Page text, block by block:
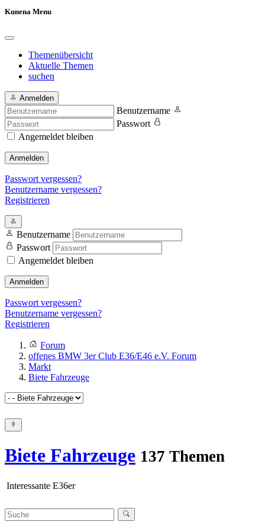
Kunena Menu
Themenübersicht
Aktuelle Themen
suchen
Anmelden
Benutzername
Passwort
Angemeldet bleiben
Anmelden
Passwort vergessen?
Benutzername vergessen?
Registrieren
Benutzername
Passwort
Angemeldet bleiben
Anmelden
Passwort vergessen?
Benutzername vergessen?
Registrieren
Forum
offenes BMW 3er Club E36/E46 e.V. Forum
Markt
Biete Fahrzeuge
Biete Fahrzeuge 137 Themen
Interessante E36er